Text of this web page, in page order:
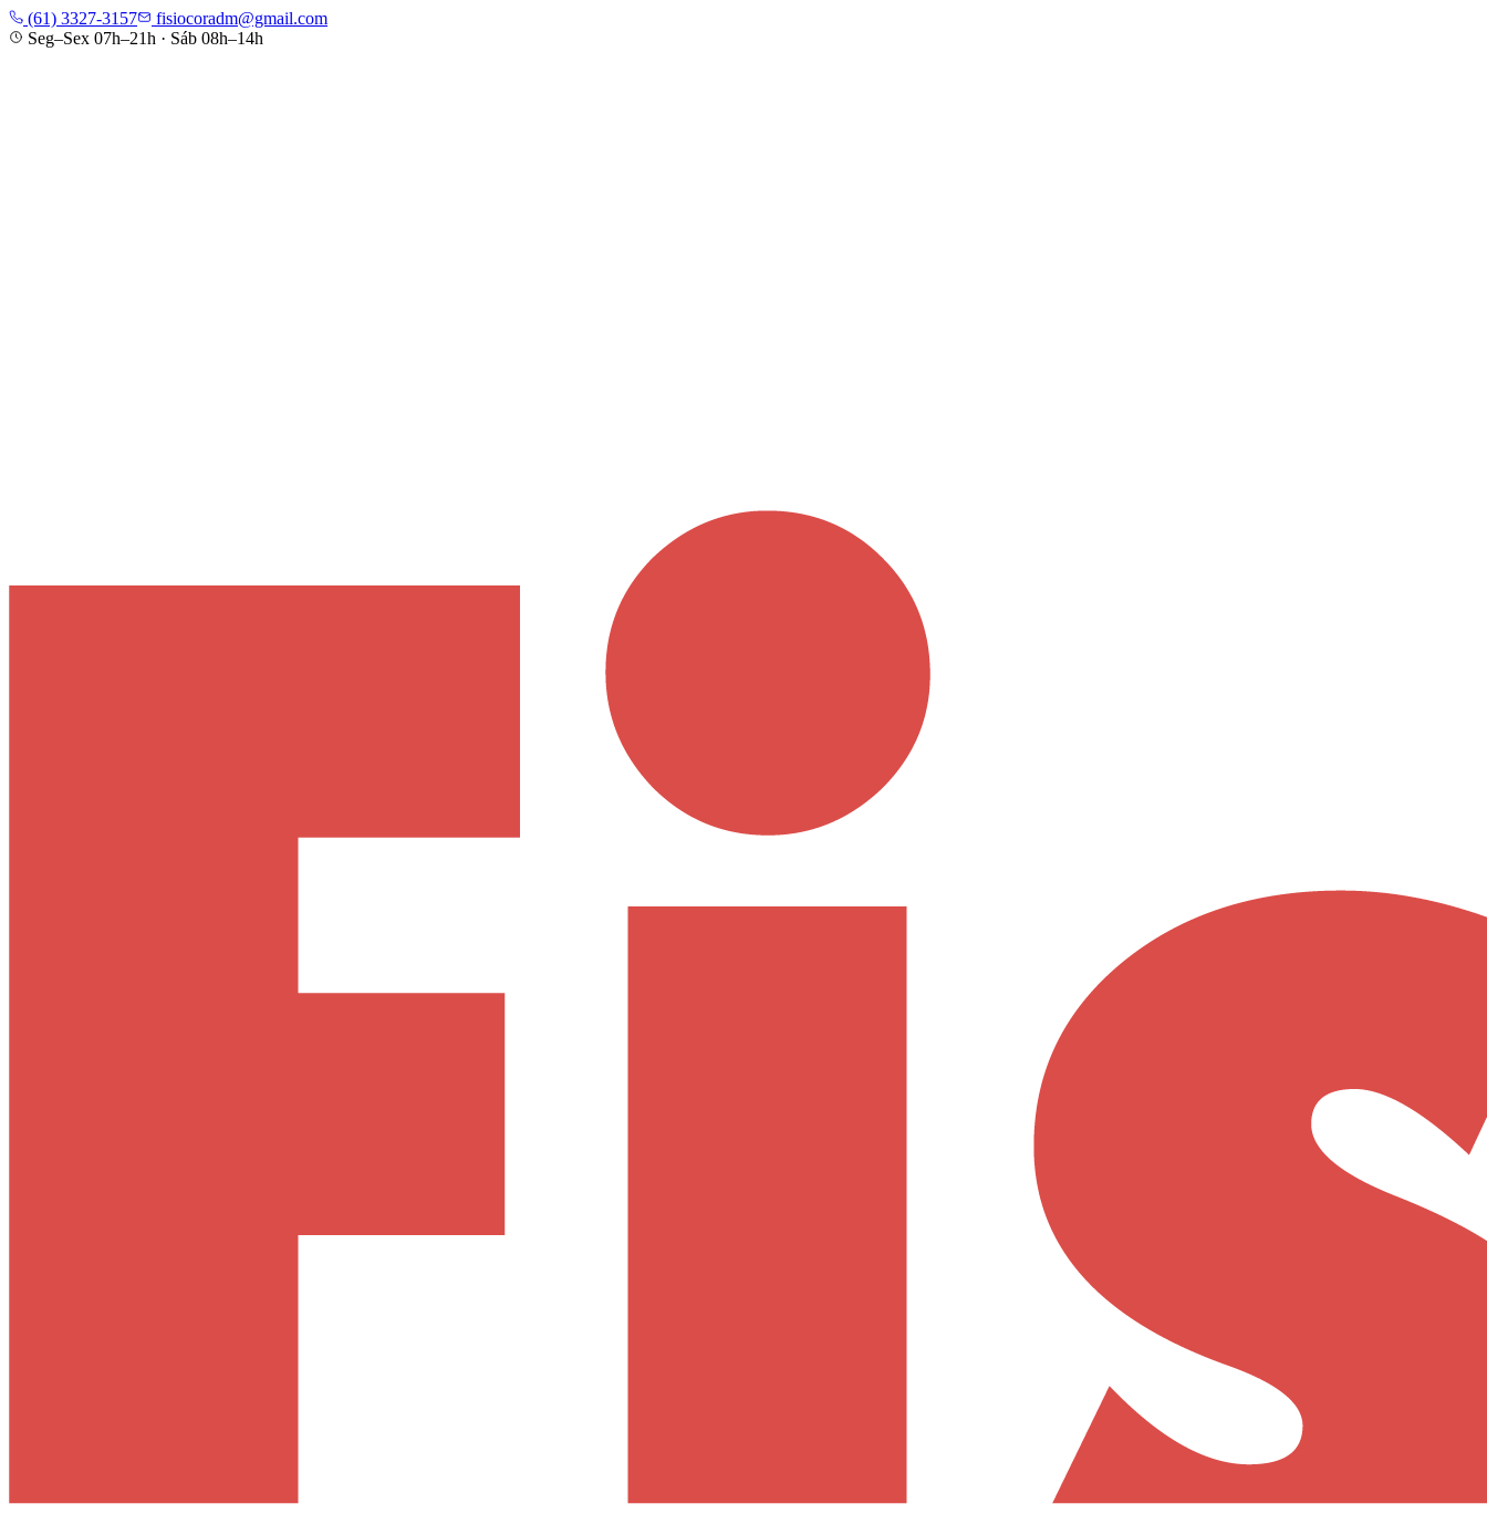
(61) 3327-3157
fisiocoradm@gmail.com
Seg–Sex 07h–21h · Sáb 08h–14h